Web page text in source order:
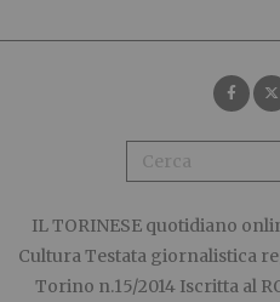
IL TORINESE quotidiano
Cultura Testata giornalistica
Torino n.15/2014 Iscritta al